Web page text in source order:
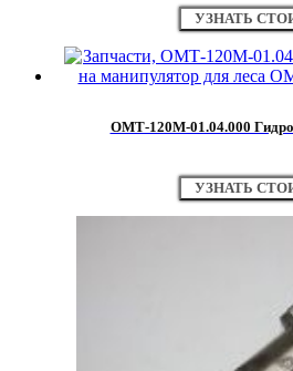
УЗНАТЬ
ОМТ-120М-01.04.000
УЗНАТЬ